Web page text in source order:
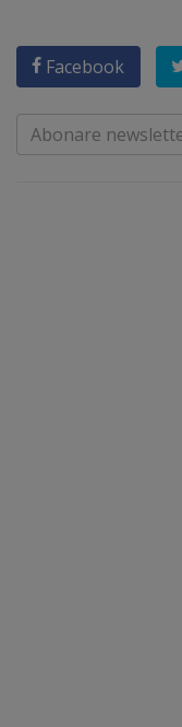
Facebook